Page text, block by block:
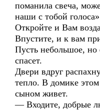
поманила свеча,
наши с тобой
Откройте и Вам
Впустите, и к вам
Пусть небольшое, но
спасет.
Двери вдруг
тепло. В домике
сыном живет.
— Входите, добрые